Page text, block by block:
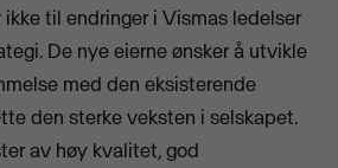
ikke til endringer i Vismas ledelser
De nye eierne ønsker å utvikle
med den eksisterende
den sterke veksten i selskapet.
av høy kvalitet, god